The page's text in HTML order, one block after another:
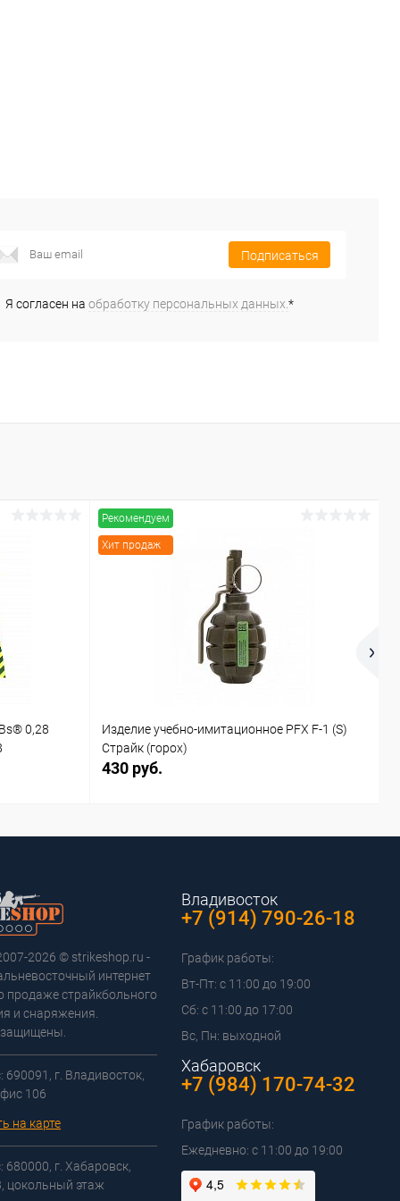
Подписаться
Я согласен на обработку персональных данных. *
0,28
Рекомендуем
Хит продаж
Изделие учебно-имитационное PFX F-1 (S)
Страйк (горох)
430 руб.
2026 © strikeshop.ru -
интернет
продаже страйкбольного
и снаряжения.
защищены.
690091, г. Владивосток,
106
на карте
680000, г. Хабаровск,
цокольный этаж
Владивосток
+7 (914) 790-26-18
График работы:
Вт-Пт: с 11:00 до 19:00
Сб: с 11:00 до 17:00
Вс, Пн: выходной
Хабаровск
+7 (984) 170-74-32
График работы:
Ежедневно: с 11:00 до 19:00